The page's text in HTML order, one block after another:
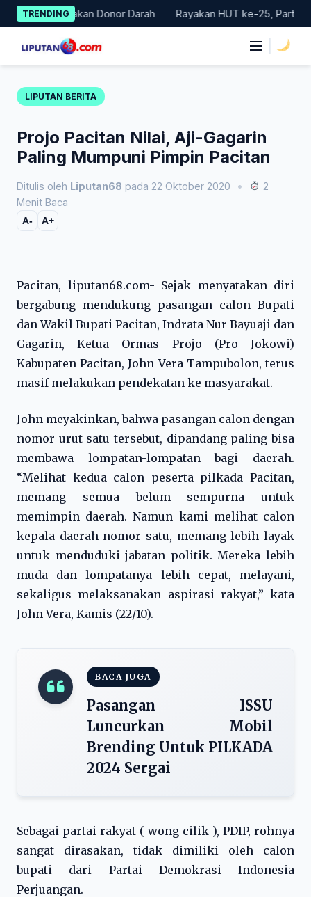
Skip
to
content
TRENDING
Gerakan Donor Darah Rayakan HUT ke-25, Partai
LIPUTAN BERITA
Projo Pacitan Nilai, Aji-Gagarin
Paling Mumpuni Pimpin Pacitan
Ditulis oleh Liputan68 pada 22 Oktober 2020 •
2
Menit Baca
A- A+
Pacitan, liputan68.com- Sejak menyatakan diri
bergabung mendukung pasangan calon Bupati
dan Wakil Bupati Pacitan, Indrata Nur Bayuaji dan
Gagarin, Ketua Ormas Projo (Pro Jokowi)
Kabupaten Pacitan, John Vera Tampubolon, terus
masif melakukan pendekatan ke masyarakat.
John meyakinkan, bahwa pasangan calon dengan
nomor urut satu tersebut, dipandang paling bisa
membawa lompatan-lompatan bagi daerah.
“Melihat kedua calon peserta pilkada Pacitan,
memang semua belum sempurna untuk
memimpin daerah. Namun kami melihat calon
kepala daerah nomor satu, memang lebih layak
untuk menduduki jabatan politik. Mereka lebih
muda dan lompatanya lebih cepat, melayani,
sekaligus melaksanakan aspirasi rakyat,” kata
John Vera, Kamis (22/10).
BACA JUGA
Pasangan ISSU
Luncurkan Mobil
Brending Untuk PILKADA
2024 Sergai
Sebagai partai rakyat ( wong cilik ), PDIP, rohnya
sangat dirasakan, tidak dimiliki oleh calon
bupati dari Partai Demokrasi Indonesia
Perjuangan.